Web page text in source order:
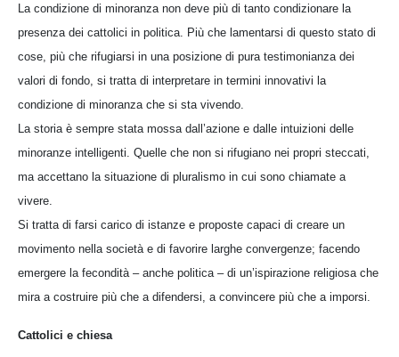
La condizione di minoranza non deve più di tanto condizionare la
presenza dei cattolici in politica. Più che lamentarsi di questo stato di
cose, più che rifugiarsi in una posizione di pura testimonianza dei
valori di fondo, si tratta di interpretare in termini innovativi la
condizione di minoranza che si sta vivendo.
La storia è sempre stata mossa dall’azione e dalle intuizioni delle
minoranze intelligenti. Quelle che non si rifugiano nei propri steccati,
ma accettano la situazione di pluralismo in cui sono chiamate a
vivere.
Si tratta di farsi carico di istanze e proposte capaci di creare un
movimento nella società e di favorire larghe convergenze; facendo
emergere la fecondità – anche politica – di un’ispirazione religiosa che
mira a costruire più che a difendersi, a convincere più che a imporsi.
Cattolici e chiesa